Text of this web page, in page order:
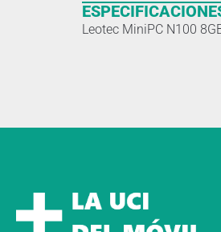
Leotec MiniPC N100